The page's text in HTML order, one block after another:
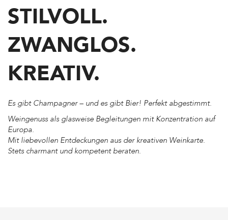
STILVOLL.
ZWANGLOS.
KREATIV.
Es gibt Champagner – und es gibt Bier! Perfekt abgestimmt.
Weingenuss als glasweise Begleitungen mit Konzentration auf
Europa.
Mit liebevollen Entdeckungen aus der kreativen Weinkarte.
Stets charmant und kompetent beraten.